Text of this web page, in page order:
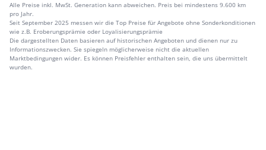
Alle Preise inkl. MwSt. Generation kann abweichen. Preis bei mindestens 9.600 km
pro Jahr.
Seit September 2025 messen wir die Top Preise für Angebote ohne Sonderkonditionen
wie z.B. Eroberungsprämie oder Loyalisierungsprämie
Die dargestellten Daten basieren auf historischen Angeboten und dienen nur zu
Informationszwecken. Sie spiegeln möglicherweise nicht die aktuellen
Marktbedingungen wider. Es können Preisfehler enthalten sein, die uns übermittelt
wurden.